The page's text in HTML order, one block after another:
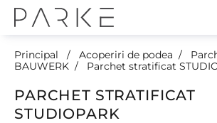
Principal Acoperiri de podea
BAUWERK
Parchet stratificat
PARCHET STRATIFICAT
STUDIOPARK